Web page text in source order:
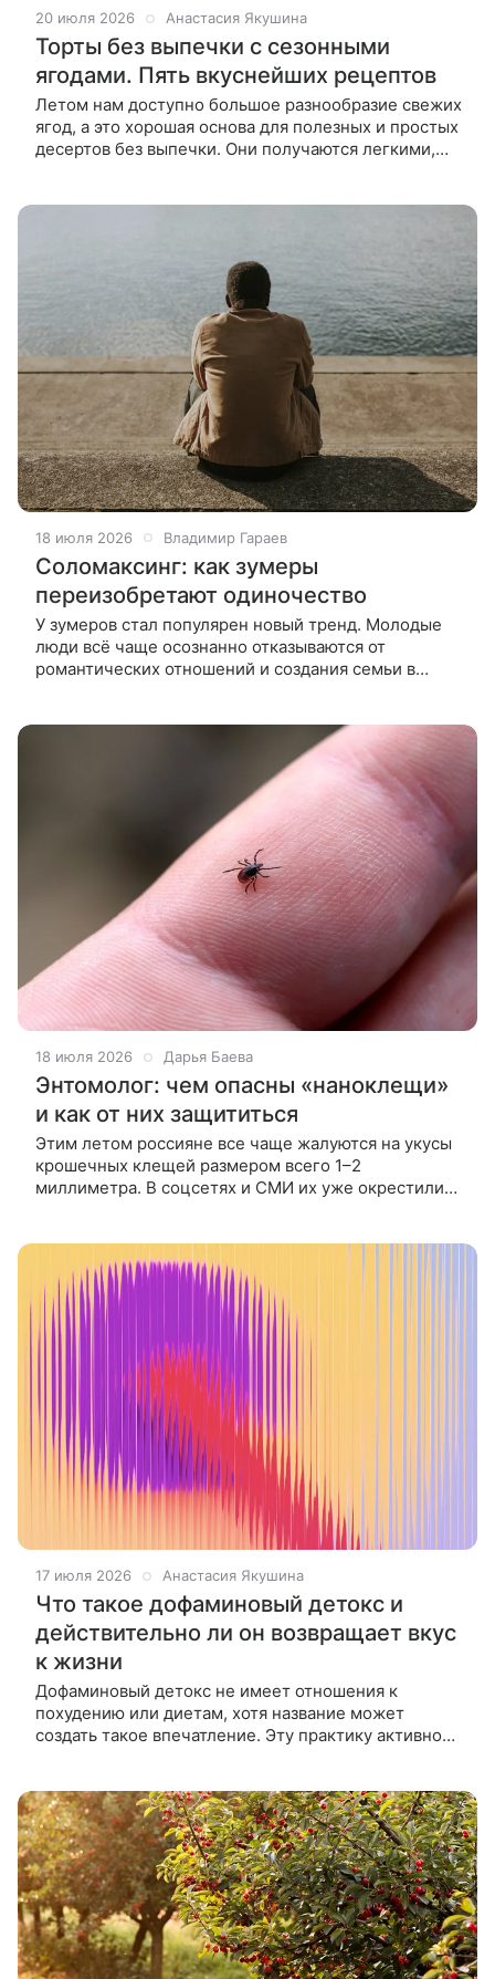
20 июля 2026 Анастасия Якушина
Торты без выпечки с сезонными
ягодами. Пять вкуснейших рецептов
Летом нам доступно большое разнообразие свежих
ягод, а это хорошая основа для полезных и простых
десертов без выпечки. Они получаются легкими,
18 июля 2026 Владимир Гараев
Соломаксинг: как зумеры
переизобретают одиночество
У зумеров стал популярен новый тренд. Молодые
люди всё чаще осознанно отказываются от
романтических отношений и создания семьи в
18 июля 2026 Дарья Баева
Энтомолог: чем опасны «наноклещи»
и как от них защититься
Этим летом россияне все чаще жалуются на укусы
крошечных клещей размером всего 1–2
миллиметра. В соцсетях и СМИ их уже окрестили
17 июля 2026 Анастасия Якушина
Что такое дофаминовый детокс и
действительно ли он возвращает вкус
к жизни
Дофаминовый детокс не имеет отношения к
похудению или диетам, хотя название может
создать такое впечатление. Эту практику активно